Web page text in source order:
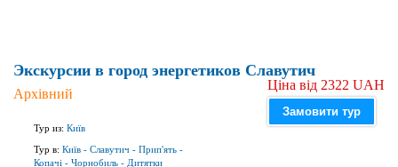
Экскурсии в город энергетиков Славутич
Архівний
Тур из: Київ
Тур в: Київ - Славутич - Прип'ять -
Копачі - Чорнобиль - Дитятки
Ціна від 2322 UAH
Замовити тур